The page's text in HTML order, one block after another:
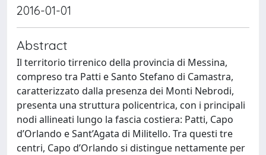
2016-01-01
Abstract
Il territorio tirrenico della provincia di Messina,
compreso tra Patti e Santo Stefano di Camastra,
caratterizzato dalla presenza dei Monti Nebrodi,
presenta una struttura policentrica, con i principali
nodi allineati lungo la fascia costiera: Patti, Capo
d’Orlando e Sant’Agata di Militello. Tra questi tre
centri, Capo d’Orlando si distingue nettamente per